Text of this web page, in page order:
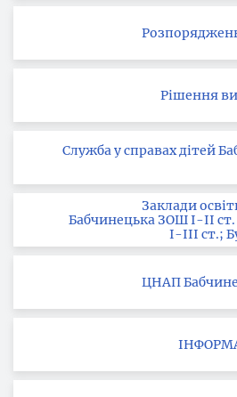
Рішення
Служба у справах дітей
Заклади
Бабчинецька ЗОШ І-ІІ
І-ІІІ ст.;
ЦНАП